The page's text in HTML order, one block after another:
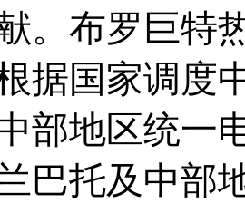
。布罗巨特
据国家调度
部地区统一
巴托及中部